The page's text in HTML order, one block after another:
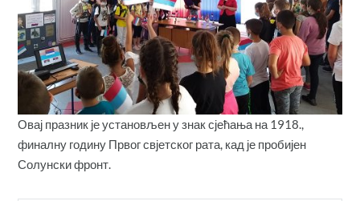
Овај празник је установљен у знак сјећања на 1918.,
финалну годину Првог свјетског рата, кад је пробијен
Солунски фронт.